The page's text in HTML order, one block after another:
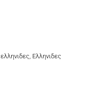
, Ελληνιδες